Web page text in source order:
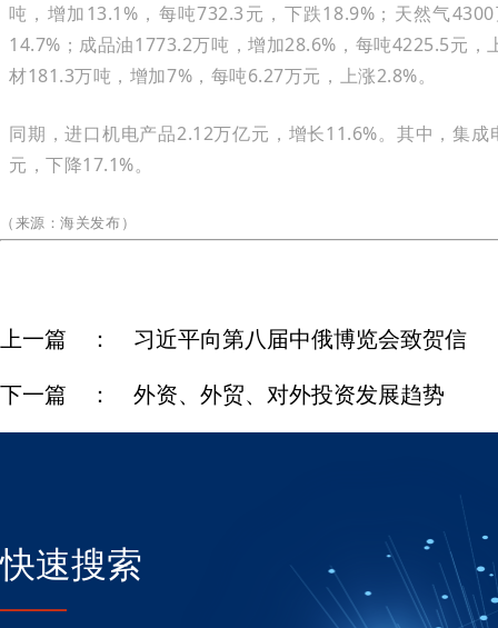
吨，增加13.1%，每吨732.3元，下跌18.9%；天然气
14.7%；成品油1773.2万吨，增加28.6%，每吨4225.5元
材181.3万吨，增加7%，每吨6.27万元，上涨2.8%。
同期，进口机电产品2.12万亿元，增长11.6%。其中，集
元，下降17.1%。
（来源：海关发布）
上一篇 ： 习近平向第八届中俄博览会致贺信
下一篇 ： 外资、外贸、对外投资发展趋势
快速搜索